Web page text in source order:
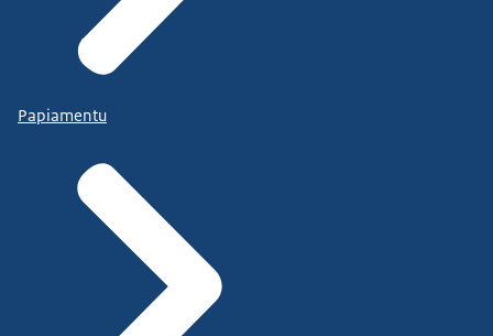
Papiamentu